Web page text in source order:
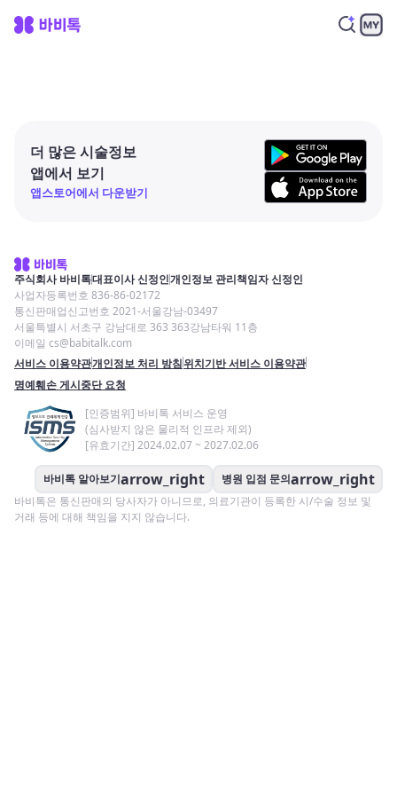
더 많은 시술정보
앱에서 보기
앱스토어에서 다운받기
주식회사 바비톡대표이사 신정인개인정보 관리책임자 신정인
사업자등록번호 836-86-02172
통신판매업신고번호 2021-서울강남-03497
서울특별시 서초구 강남대로 363 363강남타워 11층
이메일 cs@babitalk.com
서비스 이용약관개인정보 처리 방침위치기반 서비스 이용약관
명예훼손 게시중단 요청
[인증범위] 바비톡 서비스 운영
(심사받지 않은 물리적 인프라 제외)
[유효기간] 2024.02.07 ~ 2027.02.06
바비톡 알아보기arrow_right 병원 입점 문의arrow_right
바비톡은 통신판매의 당사자가 아니므로, 의료기관이 등록한 시/수술 정보 및
거래 등에 대해 책임을 지지 않습니다.